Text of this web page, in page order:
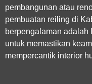
pembangunan atau
pembuatan reiling di
berpengalaman
untuk memastikan
mempercantik interior